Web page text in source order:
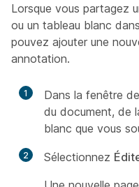
Lorsque vous partagez
ou un tableau blanc
pouvez ajouter une
annotation.
1
Dans la fenêtre
du document, de
blanc que vous
2 Sélectionnez